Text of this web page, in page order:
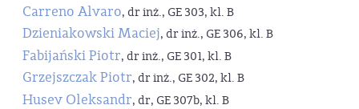
Carreno Alvaro, dr inż., GE 303, kl. B
Dzieniakowski Maciej, dr inż., GE 306, kl. B
Fabijański Piotr, dr inż., GE 301, kl. B
Grzejszczak Piotr, dr inż., GE 302, kl. B
Husev Oleksandr, dr, GE 307b, kl. B